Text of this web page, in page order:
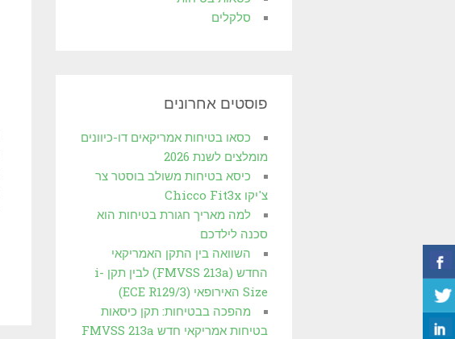
סלקלים
פוסטים אחרונים
כסאו בטיחות אמריקאים דו-כיוונים
מומלצים לשנת 2026
כיסא בטיחות משולב בוסטר צר
צ'יקו Chicco Fit3x
למה מאריך חגורת בטיחות הוא
סכנה לילדכם
השוואה בין התקן האמריקאי
החדש (FMVSS 213a) לבין תקן i-
Size האירופאי (3/ECE R129)
מהפכה בבטיחות: תקן כיסאות
בטיחות אמריקאי חדש FMVSS 213a